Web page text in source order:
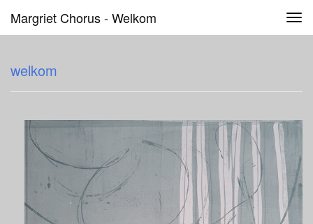
Margriet Chorus - Welkom
welkom